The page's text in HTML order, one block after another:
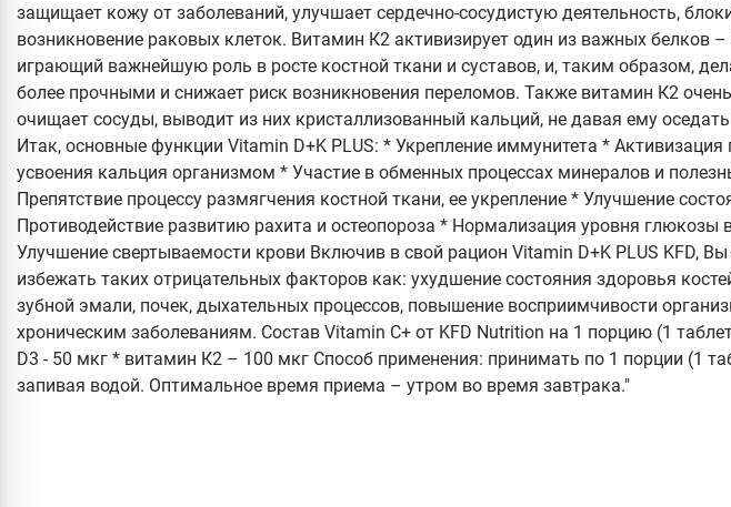
защищает кожу от заболеваний, улучшает сердечно-сосудистую деятельность,
возникновение раковых клеток. Витамин К2 активизирует один из важных белков –
играющий важнейшую роль в росте костной ткани и суставов, и, таким образом,
более прочными и снижает риск возникновения переломов. Также витамин К2
очищает сосуды, выводит из них кристаллизованный кальций, не давая ему оседать
Итак, основные функции Vitamin D+K PLUS: * Укрепление иммунитета * Активизация
усвоения кальция организмом * Участие в обменных процессах минералов и
Препятствие процессу размягчения костной ткани, ее укрепление * Улучшение
Противодействие развитию рахита и остеопороза * Нормализация уровня глюкозы
Улучшение свертываемости крови Включив в свой рацион Vitamin D+K PLUS KFD,
избежать таких отрицательных факторов как: ухудшение состояния здоровья
зубной эмали, почек, дыхательных процессов, повышение восприимчивости
хроническим заболеваниям. Состав Vitamin C+ от KFD Nutrition на 1 порцию (1
D3 - 50 мкг * витамин К2 – 100 мкг Способ применения: принимать по 1 порции (1
запивая водой. Оптимальное время приема – утром во время завтрака."